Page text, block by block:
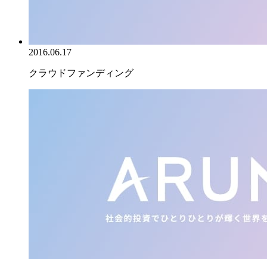
2016.06.17
クラウドファンディング